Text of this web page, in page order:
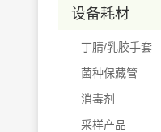
设备耗材
丁腈/乳胶手套
菌种保藏管
消毒剂
采样产品